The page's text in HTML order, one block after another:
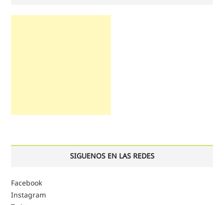
SIGUENOS EN LAS REDES
Facebook
Instagram